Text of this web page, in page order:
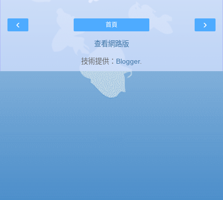
‹ ›
首頁
查看網路版
技術提供： Blogger.